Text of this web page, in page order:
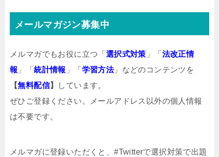
メールマガジン募集中
メルマガでもお役に立つ「 選択式対策 」「 法改正情
報 」「統計情報 」「 学習方法」などのコンテンツを
【無料配信】
しています。
ぜひご登録ください。メールアドレス以外の個人情報
は不要です。
メルマガに登録いただくと、#Twitterで選択対策で出題